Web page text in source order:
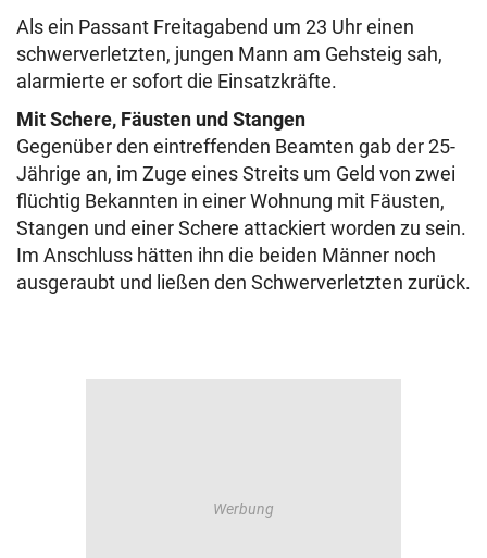
Als ein Passant Freitagabend um 23 Uhr einen
schwerverletzten, jungen Mann am Gehsteig sah,
alarmierte er sofort die Einsatzkräfte.
Mit Schere, Fäusten und Stangen
Gegenüber den eintreffenden Beamten gab der 25-
Jährige an, im Zuge eines Streits um Geld von zwei
flüchtig Bekannten in einer Wohnung mit Fäusten,
Stangen und einer Schere attackiert worden zu sein.
Im Anschluss hätten ihn die beiden Männer noch
ausgeraubt und ließen den Schwerverletzten zurück.